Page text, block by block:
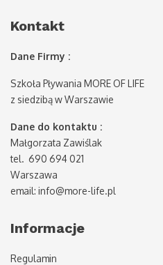
Kontakt
Dane Firmy :
Szkoła Pływania MORE OF LIFE
z siedzibą w Warszawie
Dane do kontaktu :
Małgorzata Zawiślak
tel. 690 694 021
Warszawa
email: info@more-life.pl
Informacje
Regulamin